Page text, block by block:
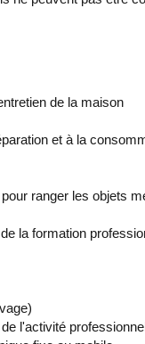
de la maison
et à la
ranger les objets
la formation
l'activité